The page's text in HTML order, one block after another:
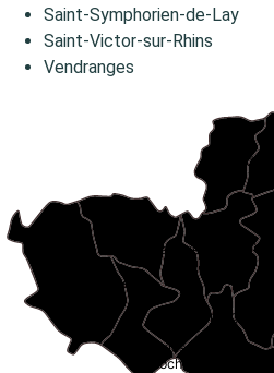
Saint-Symphorien-de-Lay
Saint-Victor-sur-Rhins
Vendranges
Cordelle
Neaux
Pradines
St Cyr
de Favières
St Priest
la Roche
Vendranges